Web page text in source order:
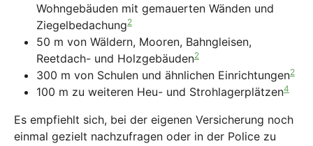
Wohngebäuden mit gemauerten Wänden und
Ziegelbedachung2
50 m von Wäldern, Mooren, Bahngleisen,
Reetdach- und Holzgebäuden2
300 m von Schulen und ähnlichen Einrichtungen2
100 m zu weiteren Heu- und Strohlagerplätzen4
Es empfiehlt sich, bei der eigenen Versicherung noch
einmal gezielt nachzufragen oder in der Police zu